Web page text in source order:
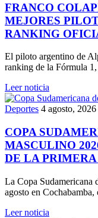
FRANCO
MEJORES
RANKING
El piloto argentino de
ranking de la Fórmula
Leer noticia
Deportes 4 agosto, 2026
COPA
MASCULINO
DE LA
La Copa Sudamericana
agosto en
Leer noticia